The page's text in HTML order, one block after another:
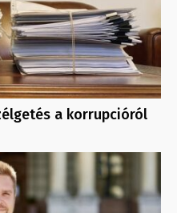
a korrupcióról